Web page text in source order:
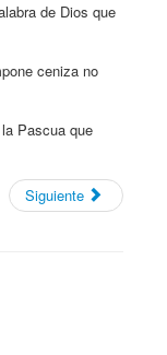
de Dios que
ceniza no
Pascua que
Siguiente